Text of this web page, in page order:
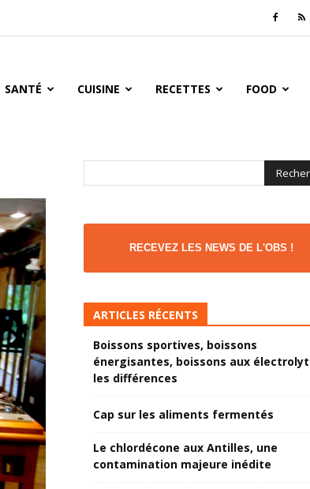
SANTÉ CUISINE RECETTES FOOD
RECEVEZ LES NEWS DE L'OBS !
ARTICLES RÉCENTS
Boissons sportives, boissons
énergisantes, boissons aux
les différences
Cap sur les aliments fermentés
Le chlordécone aux Antilles, une
contamination majeure inédite